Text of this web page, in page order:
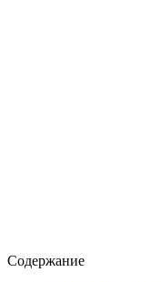
Содержание